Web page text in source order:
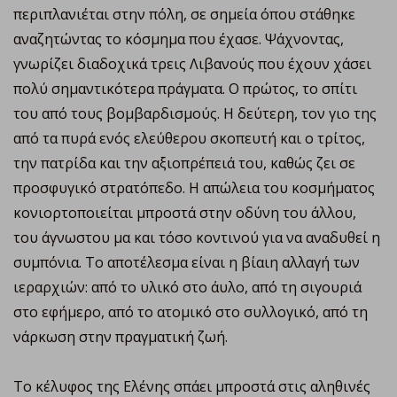
περιπλανιέται στην πόλη, σε σημεία όπου στάθηκε
αναζητώντας το κόσμημα που έχασε. Ψάχνοντας,
γνωρίζει διαδοχικά τρεις Λιβανούς που έχουν χάσει
πολύ σημαντικότερα πράγματα. Ο πρώτος, το σπίτι
του από τους βομβαρδισμούς. Η δεύτερη, τον γιο της
από τα πυρά ενός ελεύθερου σκοπευτή και ο τρίτος,
την πατρίδα και την αξιοπρέπειά του, καθώς ζει σε
προσφυγικό στρατόπεδο. Η απώλεια του κοσμήματος
κονιορτοποιείται μπροστά στην οδύνη του άλλου,
του άγνωστου μα και τόσο κοντινού για να αναδυθεί η
συμπόνια. Το αποτέλεσμα είναι η βίαιη αλλαγή των
ιεραρχιών: από το υλικό στο άυλο, από τη σιγουριά
στο εφήμερο, από το ατομικό στο συλλογικό, από τη
νάρκωση στην πραγματική ζωή.
Το κέλυφος της Ελένης σπάει μπροστά στις αληθινές